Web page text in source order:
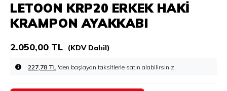
LETOON KRP20 ERKEK HAKI
KRAMPON AYAKKABI
2.050,00 TL (KDV Dahil)
227,78 TL 'den başlayan taksitlerle